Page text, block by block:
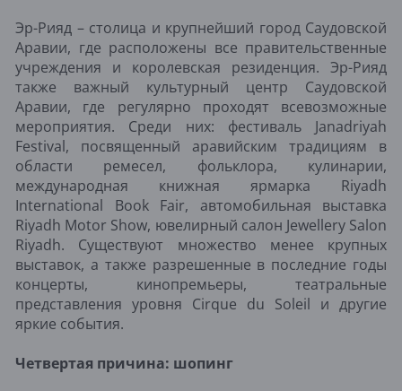
Эр-Рияд – столица и крупнейший город Саудовской
Аравии, где расположены все правительственные
учреждения и королевская резиденция. Эр-Рияд
также важный культурный центр Саудовской
Аравии, где регулярно проходят всевозможные
мероприятия. Среди них: фестиваль Janadriyah
Festival, посвященный аравийским традициям в
области ремесел, фольклора, кулинарии,
международная книжная ярмарка Riyadh
International Book Fair, автомобильная выставка
Riyadh Motor Show, ювелирный салон Jewellery Salon
Riyadh. Существуют множество менее крупных
выставок, а также разрешенные в последние годы
концерты, кинопремьеры, театральные
представления уровня Cirque du Soleil и другие
яркие события.
Четвертая причина: шопинг